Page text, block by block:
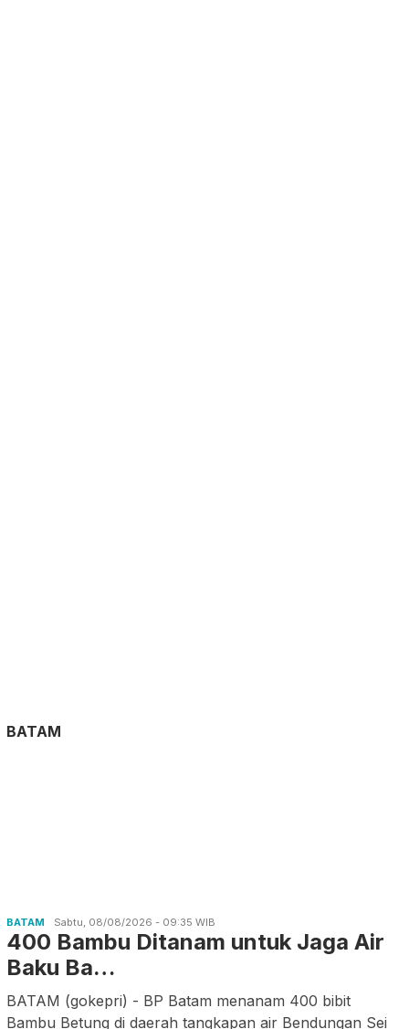
BATAM
BATAM Sabtu, 08/08/2026 - 09:35 WIB
400 Bambu Ditanam untuk Jaga Air
Baku Ba…
BATAM (gokepri) - BP Batam menanam 400 bibit
Bambu Betung di daerah tangkapan air Bendungan Sei